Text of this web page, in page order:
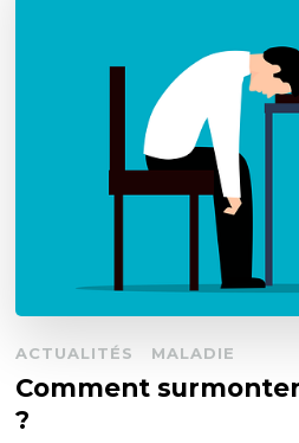
ACTUALITÉS MALADIE
Comment
?